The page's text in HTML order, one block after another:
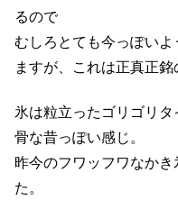
るので
むしろとても今っぽい
ますが、これは正真正銘
氷は粒立ったゴリゴリ
骨な昔っぽい感じ。
昨今のフワッフワなか
た。